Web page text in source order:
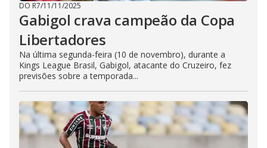
DO R7/11/11/2025
Gabigol crava campeão da Copa
Libertadores
Na última segunda-feira (10 de novembro), durante a
Kings League Brasil, Gabigol, atacante do Cruzeiro, fez
previsões sobre a temporada...